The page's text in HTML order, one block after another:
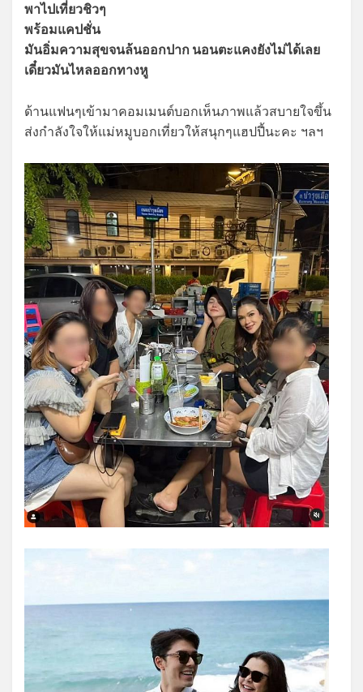
พาไปเที่ยวชิวๆ
พร้อมแคปชั่น
มันอิ่มความสุขจนล้นออกปาก นอนตะแคงยังไม่ได้เลย
เดี๋ยวมันไหลออกทางหู
ด้านแฟนๆเข้ามาคอมเมนต์บอกเห็นภาพแล้วสบายใจขึ้น
ส่งกำลังใจให้แม่หมูบอกเที่ยวให้สนุกๆแฮปปี้นะคะ ฯลฯ